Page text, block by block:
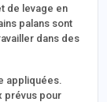
de levage en
palans sont
dans des
appliquées.
prévus pour